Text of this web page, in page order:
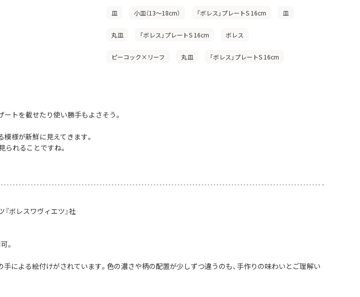
皿 小皿（13〜18cm） 「ボレス」プレートS 16cm 皿
丸皿 「ボレス」プレートS 16cm ボレス
ピーコック×リーフ 丸皿 「ボレス」プレートS 16cm
トを載せたり使い勝手もよさそう。
様が新鮮に見えてきます。
られることですね。
ボレスワヴィエツ』社
。
手による絵付けがされています。色の濃さや柄の配置が少しずつ違うのも、手作りの味わいとご理解い